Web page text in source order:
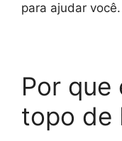
para ajudar você.
Por que
topo de